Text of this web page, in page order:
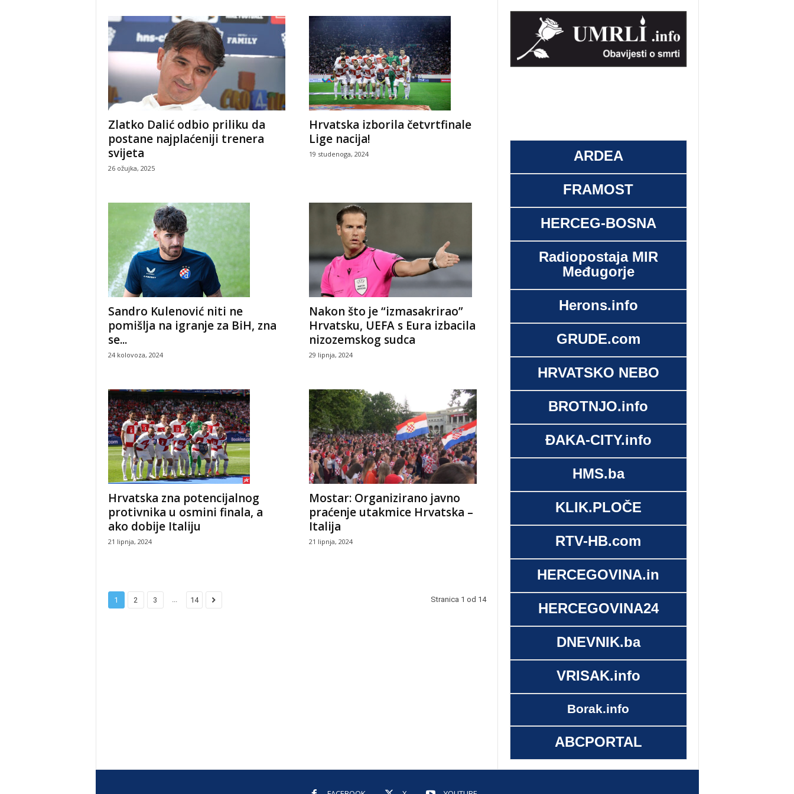
Zlatko Dalić odbio priliku da
postane najplaćeniji trenera
svijeta
26 ožujka, 2025
Hrvatska izborila četvrtfinale
Lige nacija!
19 studenoga, 2024
Sandro Kulenović niti ne
pomišlja na igranje za BiH, zna
se...
24 kolovoza, 2024
Nakon što je “izmasakrirao”
Hrvatsku, UEFA s Eura izbacila
nizozemskog sudca
29 lipnja, 2024
Hrvatska zna potencijalnog
protivnika u osmini finala, a
ako dobije Italiju
21 lipnja, 2024
Mostar: Organizirano javno
praćenje utakmice Hrvatska –
Italija
21 lipnja, 2024
1 2 3 ... 14 Stranica 1 od 14
ARDEA
FRAMOST
HERCEG-BOSNA
Radiopostaja MIR
Međugorje
Herons.info
GRUDE.com
HRVATSKO NEBO
BROTNJO.info
ĐAKA-CITY.info
HMS.ba
KLIK.PLOČE
RTV-HB.com
HERCEGOVINA.in
HERCEGOVINA24
DNEVNIK.ba
VRISAK.info
Borak.info
ABCPORTAL